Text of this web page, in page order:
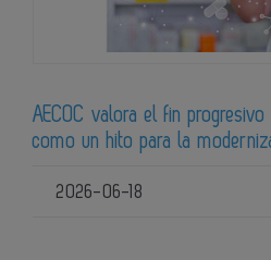
AECOC valora el fin
como un hito para la
2026-06-18